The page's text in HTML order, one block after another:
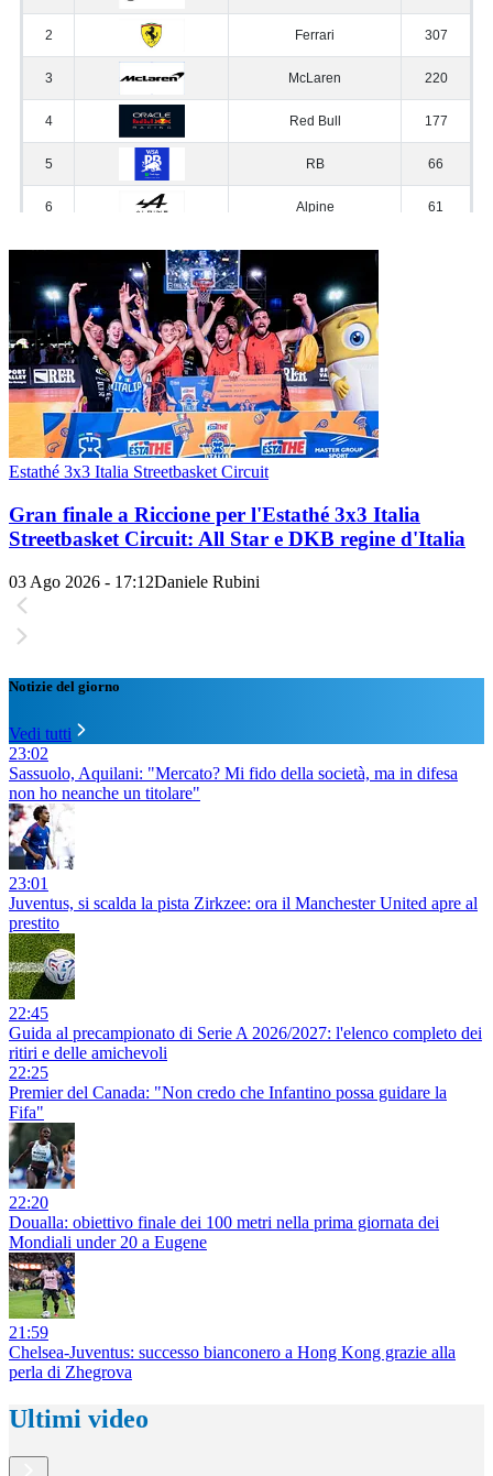
Estathé 3x3 Italia Streetbasket Circuit
Gran finale a Riccione per l'Estathé 3x3 Italia
Streetbasket Circuit: All Star e DKB regine d'Italia
03 Ago 2026 - 17:12Daniele Rubini
Notizie del giorno
Vedi tutti
23:02
Sassuolo, Aquilani: "Mercato? Mi fido della società, ma in difesa
non ho neanche un titolare"
23:01
Juventus, si scalda la pista Zirkzee: ora il Manchester United apre al
prestito
22:45
Guida al precampionato di Serie A 2026/2027: l'elenco completo dei
ritiri e delle amichevoli
22:25
Premier del Canada: "Non credo che Infantino possa guidare la
Fifa"
22:20
Doualla: obiettivo finale dei 100 metri nella prima giornata dei
Mondiali under 20 a Eugene
21:59
Chelsea-Juventus: successo bianconero a Hong Kong grazie alla
perla di Zhegrova
Ultimi video